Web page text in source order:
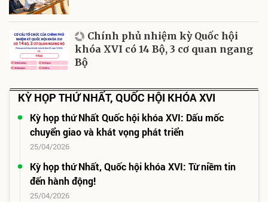
Chính phủ nhiệm kỳ Quốc hội
khóa XVI có 14 Bộ, 3 cơ quan ngang
Bộ
KỲ HỌP THỨ NHẤT, QUỐC HỘI KHÓA XVI
Kỳ họp thứ Nhất Quốc hội khóa XVI: Dấu mốc
chuyển giao và khát vọng phát triển
25/04/2026
Kỳ họp thứ Nhất, Quốc hội khóa XVI: Từ niềm tin
đến hành động!
25/04/2026